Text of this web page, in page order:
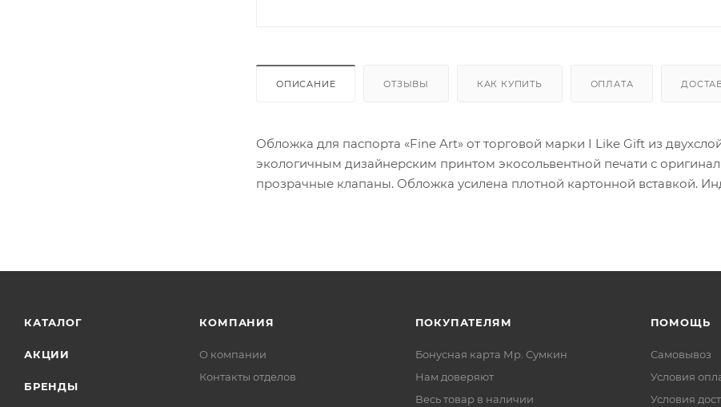
ОПИСАНИЕ ОТЗЫВЫ КАК КУПИТЬ ОПЛАТА
Обложка для паспорта «Fine Art» от торговой марки I Like Gift из
экологичным дизайнерским принтом экосольвентной печати с
прозрачные клапаны. Обложка усилена плотной картонной вставкой.
КАТАЛОГ
АКЦИИ
БРЕНДЫ
КОМПАНИЯ
О компании
Контакты отделов
ПОКУПАТЕЛЯМ
Бонусная карта Мр. Сумкин
Нам доверяют
Весь товар в наличии
ПОМОЩЬ
Самовывоз
Условия
Условия